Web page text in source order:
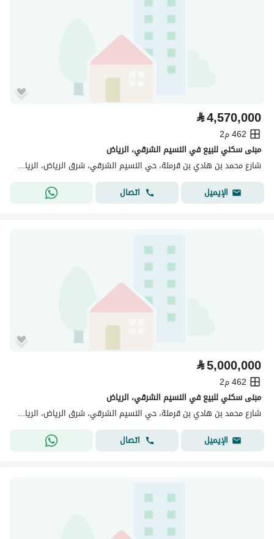
⃁4,570,000
462 م2
مبنى سكني للبيع في النسيم الشرقي، الرياض
شارع محمد بن هادي بن قرملة، حي النسيم الشرقي، شرق الرياض، الرياض
الإيميل
اتصال
⃁5,000,000
462 م2
مبنى سكني للبيع في النسيم الشرقي، الرياض
شارع محمد بن هادي بن قرملة، حي النسيم الشرقي، شرق الرياض، الرياض
الإيميل
اتصال